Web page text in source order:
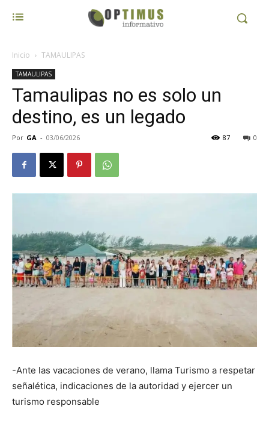
Inicio TAMAULIPAS
TAMAULIPAS
Tamaulipas no es solo un
destino, es un legado
Por GA - 03/06/2026 0
87
-Ante las vacaciones de verano, llama Turismo a respetar
señalética, indicaciones de la autoridad y ejercer un
turismo responsable